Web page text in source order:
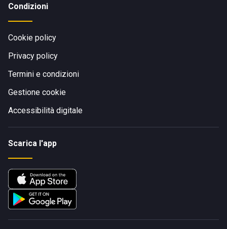
Condizioni
Cookie policy
Privacy policy
Termini e condizioni
Gestione cookie
Accessibilità digitale
Scarica l'app